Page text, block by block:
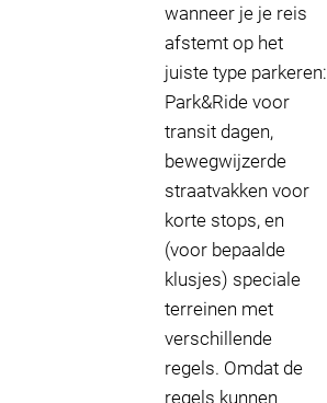
wanneer je je reis
afstemt op het
juiste type parkeren:
Park&Ride voor
transit dagen,
bewegwijzerde
straatvakken voor
korte stops, en
(voor bepaalde
klusjes) speciale
terreinen met
verschillende
regels. Omdat de
regels kunnen